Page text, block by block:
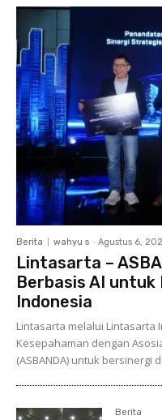
Berita wahyu s - Agustus 6,
Lintasarta –
Berbasis AI untuk
Indonesia
Lintasarta melalui Lintasarta
Kesepahaman dengan
(ASBANDA) untuk bersinergi
Berita